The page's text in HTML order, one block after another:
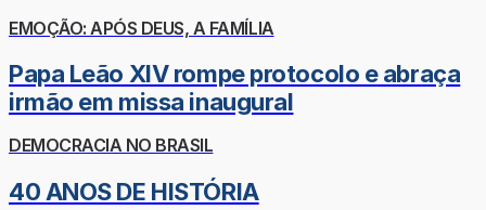
EMOÇÃO: APÓS DEUS, A FAMÍLIA
Papa Leão XIV rompe protocolo e abraça
irmão em missa inaugural
DEMOCRACIA NO BRASIL
40 ANOS DE HISTÓRIA